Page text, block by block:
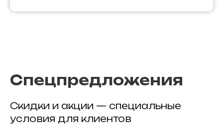
Спецпредложения
Скидки и акции — специальные
условия для клиентов